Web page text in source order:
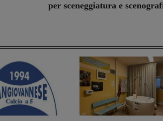
per sceneggiatura e